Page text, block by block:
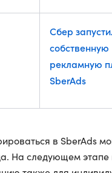
Сбер
собственную
рекламную
SberAds
в SberAds
На следующем этапе